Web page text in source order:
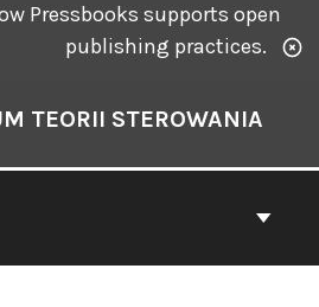
Pressbooks supports open
publishing practices.
TEORII STEROWANIA